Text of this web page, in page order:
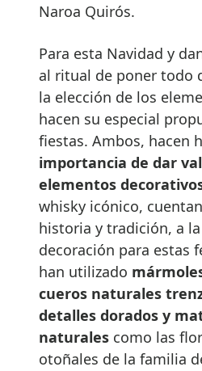
Naroa Quirós.
Para esta Navidad y
al ritual de poner todo
la elección de los
hacen su especial
fiestas. Ambos, hacen
importancia de dar
elementos
whisky icónico,
historia y tradición, a
decoración para estas
han utilizado
cueros naturales
detalles dorados y
naturales como las
otoñales de la familia